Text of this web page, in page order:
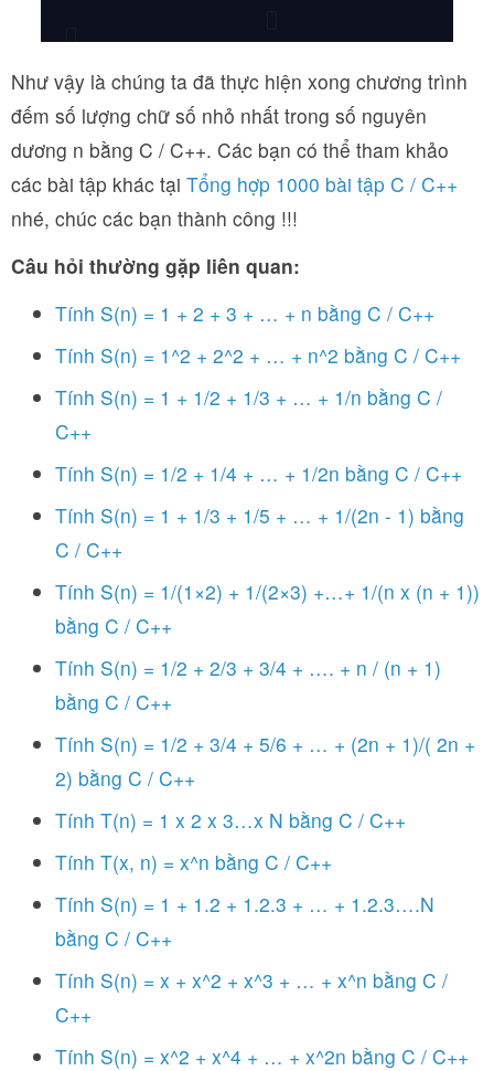
Như vậy là chúng ta đã thực hiện xong chương trình
đếm số lượng chữ số nhỏ nhất trong số nguyên
dương n bằng C / C++. Các bạn có thể tham khảo
các bài tập khác tại Tổng hợp 1000 bài tập C / C++
nhé, chúc các bạn thành công !!!
Câu hỏi thường gặp liên quan:
Tính S(n) = 1 + 2 + 3 + … + n bằng C / C++
Tính S(n) = 1^2 + 2^2 + … + n^2 bằng C / C++
Tính S(n) = 1 + 1/2 + 1/3 + … + 1/n bằng C /
C++
Tính S(n) = 1/2 + 1/4 + … + 1/2n bằng C / C++
Tính S(n) = 1 + 1/3 + 1/5 + … + 1/(2n - 1) bằng
C / C++
Tính S(n) = 1/(1×2) + 1/(2×3) +…+ 1/(n x (n + 1))
bằng C / C++
Tính S(n) = 1/2 + 2/3 + 3/4 + …. + n / (n + 1)
bằng C / C++
Tính S(n) = 1/2 + 3/4 + 5/6 + … + (2n + 1)/( 2n +
2) bằng C / C++
Tính T(n) = 1 x 2 x 3…x N bằng C / C++
Tính T(x, n) = x^n bằng C / C++
Tính S(n) = 1 + 1.2 + 1.2.3 + … + 1.2.3….N
bằng C / C++
Tính S(n) = x + x^2 + x^3 + … + x^n bằng C /
C++
Tính S(n) = x^2 + x^4 + … + x^2n bằng C / C++